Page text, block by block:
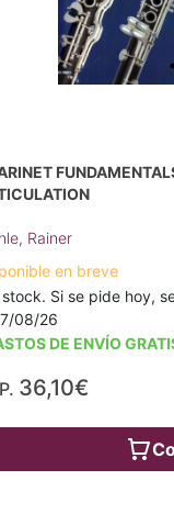
Rainer
en breve
stock. Si se pide hoy,
08/26
DE ENVÍO
36,10€